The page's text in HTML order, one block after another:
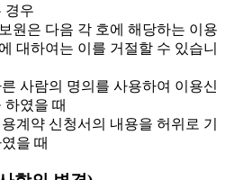
경우
원은 다음 각 호에 해당하는 이용
대하여는 이를 거절할 수 있습니
른 사람의 명의를 사용하여 이용신
하였을 때
용계약 신청서의 내용을 허위로 기
을 때